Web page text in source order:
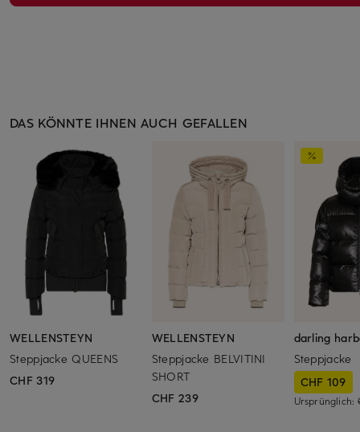
DAS KÖNNTE IHNEN AUCH GEFALLEN
WELLENSTEYN
Steppjacke QUEENS
CHF 319
WELLENSTEYN
Steppjacke BELVITINI
SHORT
CHF 239
darling
Steppjacke
CHF 109
Ursprünglich: